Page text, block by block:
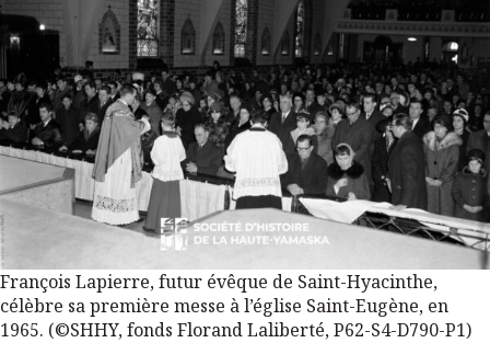
François Lapierre, futur évêque de Saint-Hyacinthe,
célèbre sa première messe à l’église Saint-Eugène, en
1965. (©SHHY, fonds Florand Laliberté, P62-S4-D790-P1)